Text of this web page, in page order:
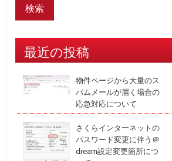
最近の投稿
物件ページから大量のス
パムメールが届く場合の
応急対応について
さくらインターネットの
パスワード変更に伴う＠
dream設定変更箇所につ